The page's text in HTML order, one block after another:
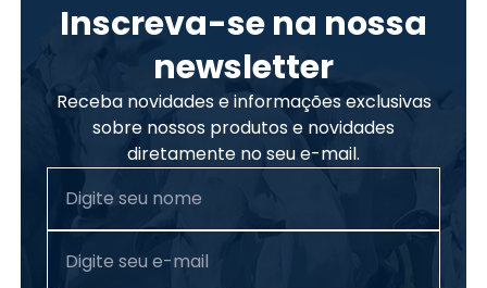
Inscreva-se na nossa
newsletter
Receba novidades e informações exclusivas
sobre nossos produtos e novidades
diretamente no seu e-mail.